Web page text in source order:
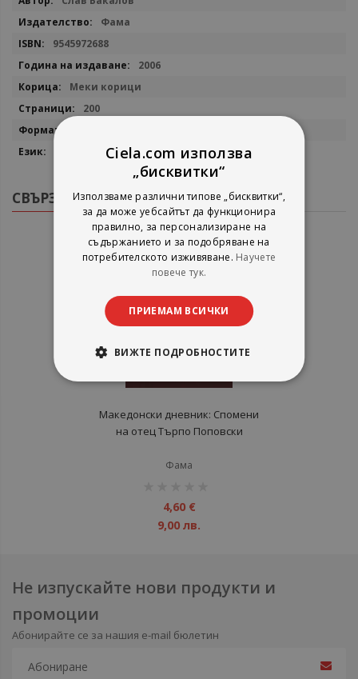
Фама
9545972688
2006
Меки корици
200
Български
СВЪРЗАНИ ПРОДУКТИ
Македонски дневник: Спомени
на отец Търпо Поповски
Фама
4,60 €
9,00 лв.
Не изпускайте нови продукти и
промоции
Абонирайте се за нашия e-mail бюлетин
Ciela.com използва
„бисквитки“
Използваме различни типове „бисквитки“,
за да може уебсайтът да функционира
правилно, за персонализиране на
съдържанието и за подобряване на
потребителското изживяване. Научете
повече тук.
ПРИЕМАМ ВСИЧКИ
ВИЖТЕ ПОДРОБНОСТИТЕ